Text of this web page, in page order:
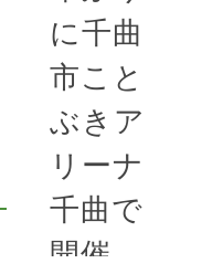
に千曲
市こと
ぶきア
リーナ
千曲で
開催